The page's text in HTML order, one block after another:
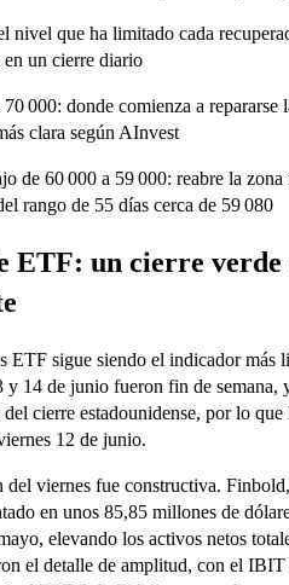
nivel que ha limitado cada
en un cierre diario
70 000: donde comienza a
clara según AInvest
de 60 000 a 59 000: reabre la
rango de 55 días cerca de 59 080
ETF: un cierre
ETF sigue siendo el indicador más
y 14 de junio fueron fin de
del cierre estadounidense, por lo
12 de junio.
del viernes fue constructiva.
en unos 85,85 millones de
elevando los activos netos
el detalle de amplitud, con el